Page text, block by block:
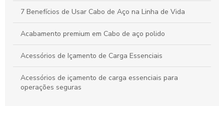
7 Benefícios de Usar Cabo de Aço na Linha de Vida
Acabamento premium em Cabo de aço polido
Acessórios de Içamento de Carga Essenciais
Acessórios de içamento de carga essenciais para
operações seguras